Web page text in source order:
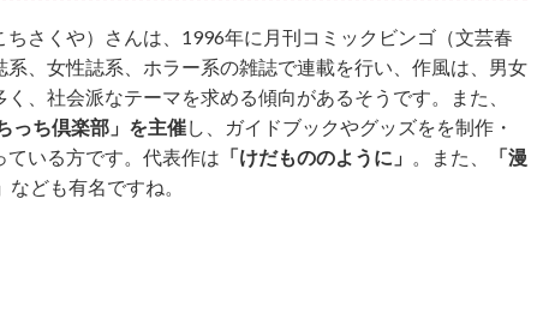
ちさくや）さんは、1996年に月刊コミックビンゴ（文芸春
、女性誌系、ホラー系の雑誌で連載を行い、作風は、男女
、社会派なテーマを求める傾向があるそうです。また、
っち倶楽部」を主催し、ガイドブックやグッズをを制作・
いる方です。代表作は 「けだもののように」 。また、
「漫
なども有名ですね。